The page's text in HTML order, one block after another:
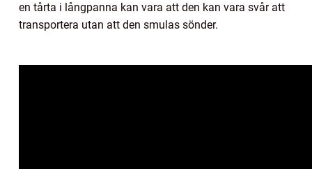
en tårta i långpanna kan vara att den kan vara svår att
transportera utan att den smulas sönder.